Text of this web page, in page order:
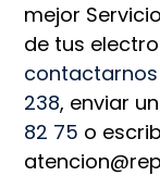
mejor
de tus
contactarnos
238, enviar
82 75 o